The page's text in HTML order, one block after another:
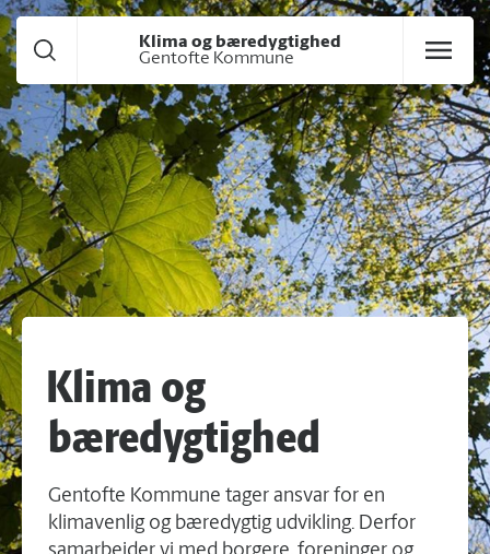
Gå til hoved indhold
Klima og bæredygtighed
Gentofte Kommune
Klima og
bæredygtighed
Gentofte Kommune tager ansvar for en
klimavenlig og bæredygtig udvikling. Derfor